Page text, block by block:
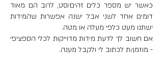
כאשר יש מספר כלים זהים/סט, לרוב הם מאוד
דומים אחד לשני אבל ישנה אפשרות שהמידות
ישתנו מעט כלפי מעלה או מטה.
אם חשוב לך לדעת מידות מדוייקות לכלי הספציפי
- מוזמן/ת לכתוב לי ולקבל מענה.